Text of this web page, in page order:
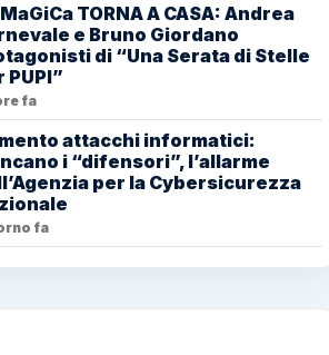
TORNA A CASA: Andrea
e Bruno Giordano
di “Una Serata di Stelle
PUPI”
fa
attacchi informatici:
i “difensori”, l’allarme
per la Cybersicurezza
fa